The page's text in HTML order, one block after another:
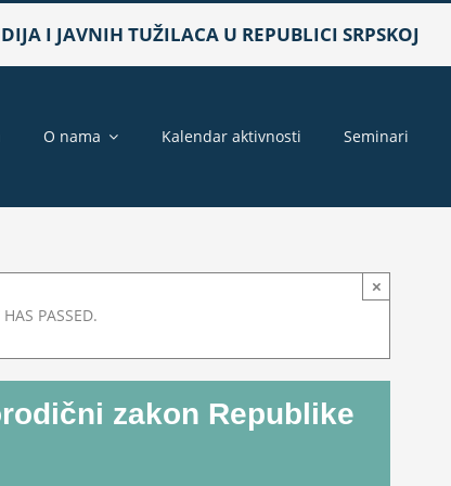
I JAVNIH TUŽILACA U REPUBLICI SRPSKOJ
O nama Kalendar aktivnosti Seminari
PASSED.
×
zakon Republike